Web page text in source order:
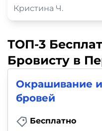
Кристина Ч.
ТОП-3
Бровисту в
Окрашивание
бровей
Бесплатно